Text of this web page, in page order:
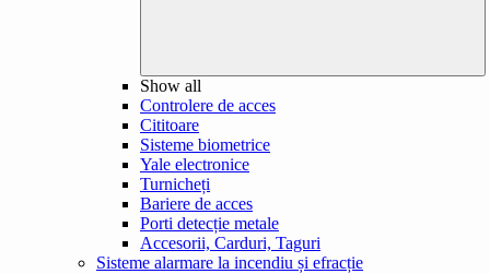
Show all
Controlere de acces
Cititoare
Sisteme biometrice
Yale electronice
Turnicheți
Bariere de acces
Porti detecție metale
Accesorii, Carduri, Taguri
Sisteme alarmare la incendiu și efracție